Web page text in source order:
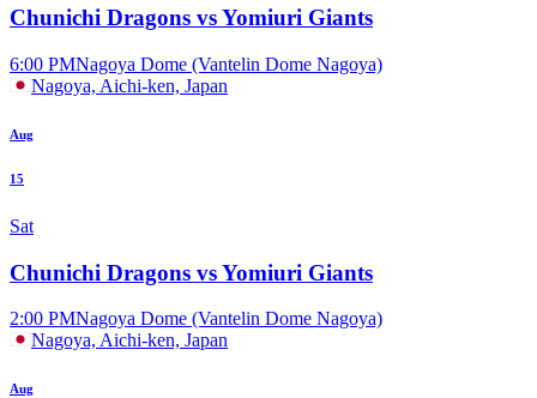
Chunichi Dragons vs Yomiuri Giants
6:00 PMNagoya Dome (Vantelin Dome Nagoya)
Nagoya, Aichi-ken, Japan
Aug
15
Sat
Chunichi Dragons vs Yomiuri Giants
2:00 PMNagoya Dome (Vantelin Dome Nagoya)
Nagoya, Aichi-ken, Japan
Aug